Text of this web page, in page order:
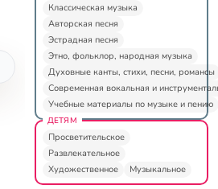
Классическая музыка
Авторская песня
Эстрадная песня
Этно, фольклор, народная музыка
Духовные канты, стихи, песни, романсы
Современная вокальная и
Учебные материалы по музыке и пению
ДЕТЯМ
Просветительское
Развлекательное
Художественное
Музыкальное